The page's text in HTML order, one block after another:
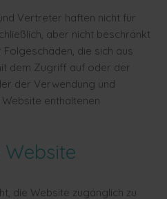
Vertreter haften nicht für
aber nicht beschränkt
die sich aus
dem Zugriff auf oder der
der Verwendung und
enthaltenen
die Website zugänglich zu